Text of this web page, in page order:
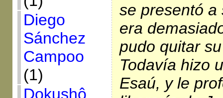
Diego
Sánchez
Campoo
(1)
Dokushô
se presentó a
era
pudo quitar
Todavía hizo
Esaú, y le